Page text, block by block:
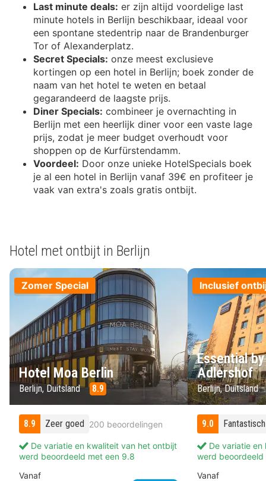
Last minute deals: er zijn altijd voordelige last
minute hotels in Berlijn beschikbaar, ideaal voor
een spontane stedentrip naar de Brandenburger
Tor of Alexanderplatz.
Secret Specials: onze meest exclusieve
kortingen op een hotel in Berlijn; boek zonder de
naam van het hotel te weten en betaal
gegarandeerd de laagste prijs.
Diner Specials: combineer je overnachting in
Berlijn met een heerlijk diner voor een vaste lage
prijs, zodat je meer budget overhoudt voor
shoppen op de Kurfürstendamm.
Voordeel: Door onze unieke HotelSpecials boek
je al een hotel in Berlijn vanaf 39€ en profiteer je
vaak van extra's zoals gratis ontbijt.
Hotel met ontbijt in Berlijn
Zomer Special
Hotel Moa Berlin
Berlijn, Duitsland 8.9
8.9 Zeer goed 200 beoordelingen
De variatie en kwaliteit van het ontbijt
werd beoordeeld met een 9.8
Vanaf
Inclusief
Essential
Adlershof
Berlijn, Duitsland
9.0 Fantastisch
De variatie
werd
Vanaf